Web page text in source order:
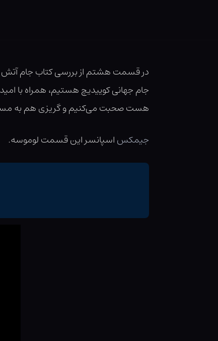
در قسمت هشتم از بررسی کتاب جام آتش
جام جهانی کوییدیچ هستیم، همراه با
هست صحبت می‌کنیم و گریزی هم به
جیمکساسپانسر این قسمت لوموسه.